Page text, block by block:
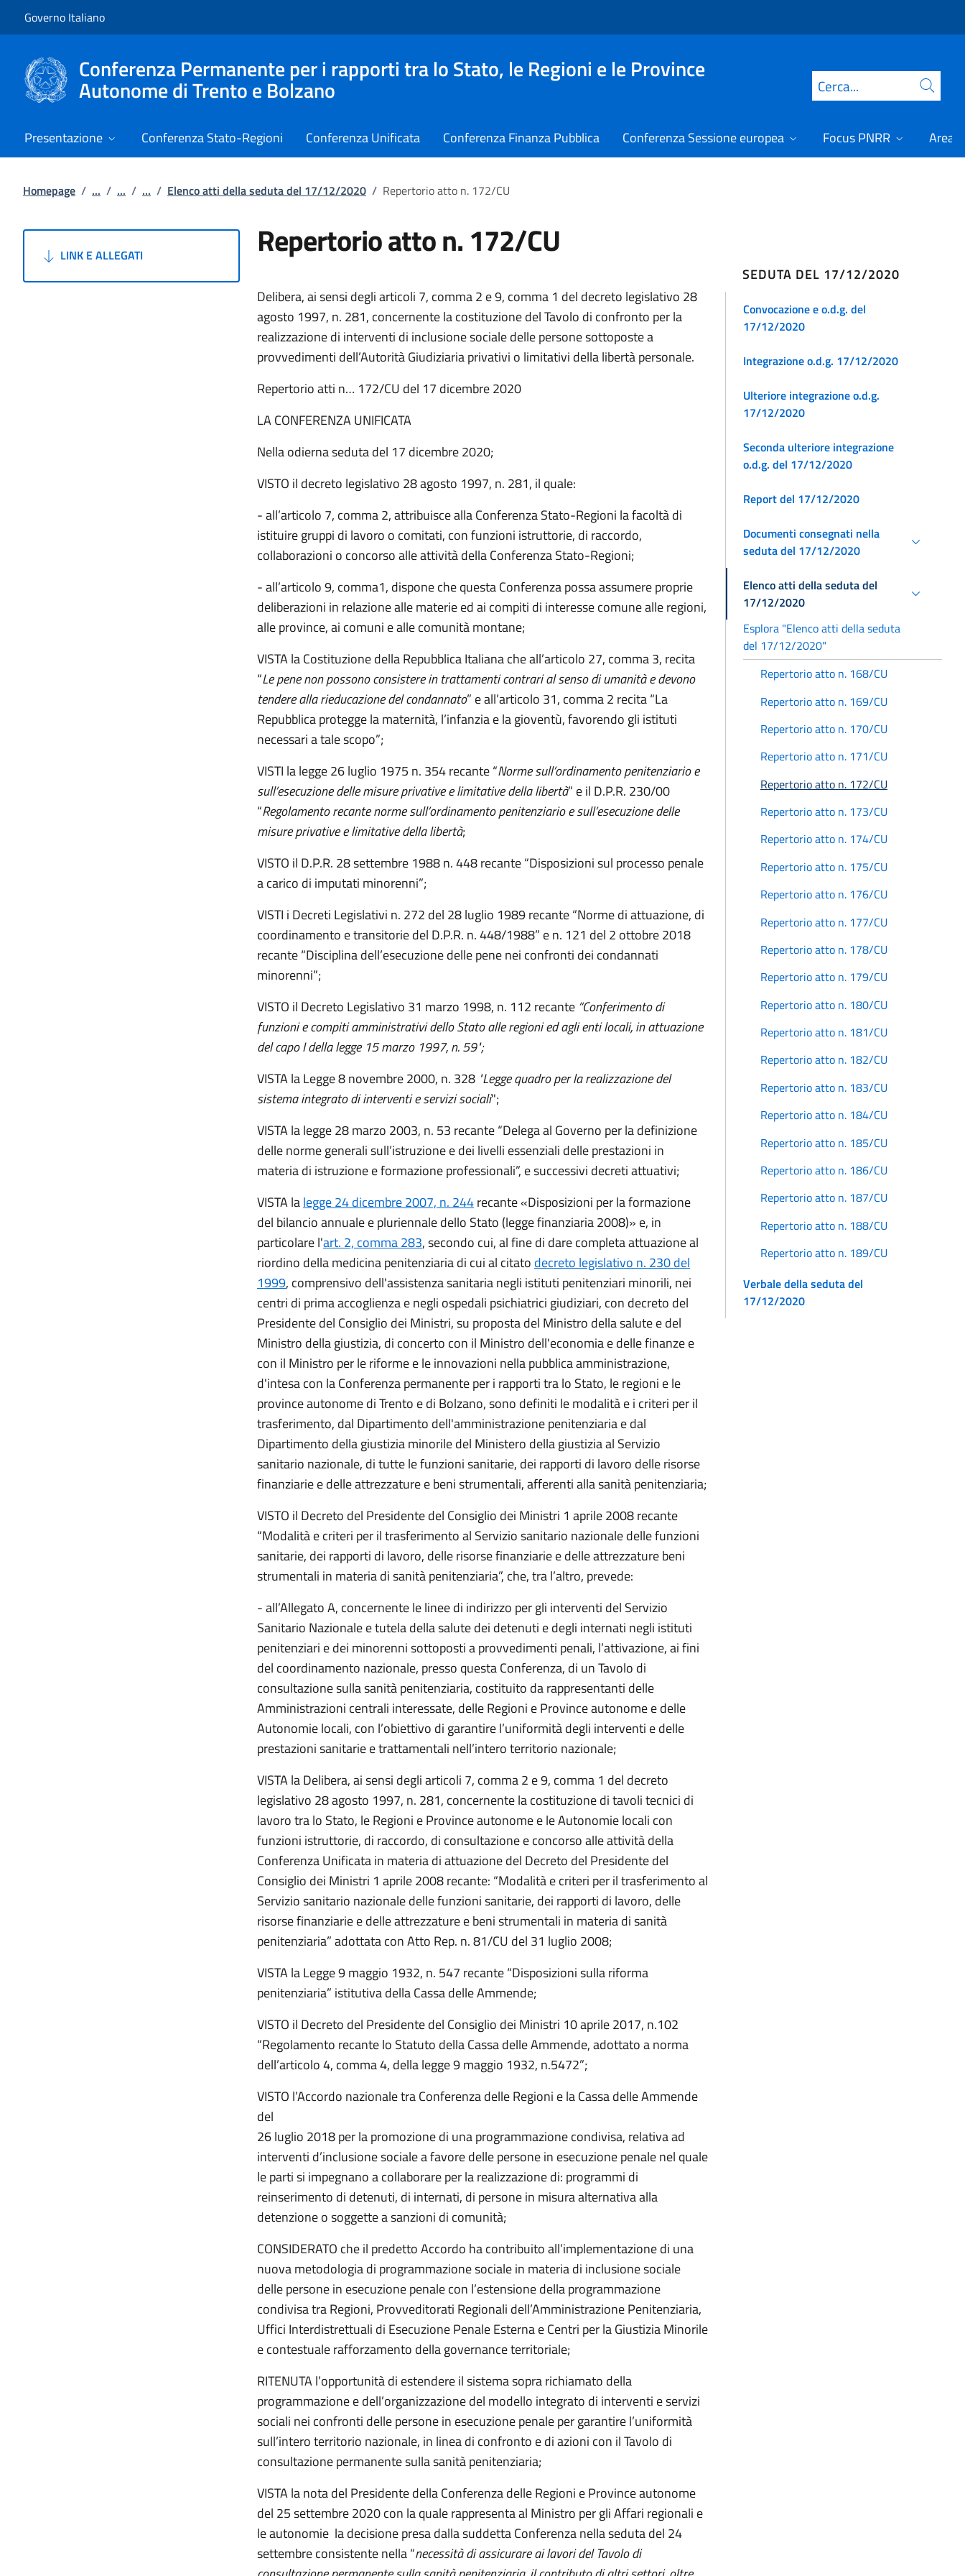
Governo Italiano
Conferenza Permanente per i rapporti tra lo Stato, le Regioni e le Province
Autonome di Trento e Bolzano Cerca
Presentazione Conferenza Stato-Regioni Conferenza Unificata Conferenza Finanza Pubblica Conferenza Sessione europea Focus PNRR Area
Homepage / ... / ... / ... / Elenco atti della seduta del 17/12/2020 / Repertorio atto n. 172/CU
LINK E ALLEGATI Repertorio atto n. 172/CU
Delibera, ai sensi degli articoli 7, comma 2 e 9, comma 1 del decreto legislativo 28
agosto 1997, n. 281, concernente la costituzione del Tavolo di confronto per la
realizzazione di interventi di inclusione sociale delle persone sottoposte a
provvedimenti dell’Autorità Giudiziaria privativi o limitativi della libertà personale.
Repertorio atti n… 172/CU del 17 dicembre 2020
LA CONFERENZA UNIFICATA
Nella odierna seduta del 17 dicembre 2020;
VISTO il decreto legislativo 28 agosto 1997, n. 281, il quale:
- all’articolo 7, comma 2, attribuisce alla Conferenza Stato-Regioni la facoltà di
istituire gruppi di lavoro o comitati, con funzioni istruttorie, di raccordo,
collaborazioni o concorso alle attività della Conferenza Stato-Regioni;
- all’articolo 9, comma1, dispone che questa Conferenza possa assumere proprie
deliberazioni in relazione alle materie ed ai compiti di interesse comune alle regioni,
alle province, ai comuni e alle comunità montane;
VISTA la Costituzione della Repubblica Italiana che all’articolo 27, comma 3, recita
“Le pene non possono consistere in trattamenti contrari al senso di umanità e devono
tendere alla rieducazione del condannato” e all’articolo 31, comma 2 recita “La
Repubblica protegge la maternità, l’infanzia e la gioventù, favorendo gli istituti
necessari a tale scopo”;
VISTI la legge 26 luglio 1975 n. 354 recante “Norme sull’ordinamento penitenziario e
sull’esecuzione delle misure privative e limitative della libertà” e il D.P.R. 230/00
“Regolamento recantenorme sull’ordinamento penitenziario e sull’esecuzione delle
misure privative e limitative della libertà;
VISTO il D.P.R. 28 settembre 1988 n. 448 recante “Disposizioni sul processo penale
a carico di imputati minorenni”;
VISTI i Decreti Legislativi n. 272 del 28 luglio 1989 recante “Norme di attuazione, di
coordinamento e transitorie del D.P.R. n. 448/1988” e n. 121 del 2 ottobre 2018
recante “Disciplina dell’esecuzione delle pene nei confronti dei condannati
minorenni”;
VISTO il Decreto Legislativo 31 marzo 1998, n. 112 recante “Conferimento di
funzioni e compiti amministrativi dello Stato alle regioni ed agli enti locali, in attuazione
del capo I della legge 15 marzo 1997, n. 59";
VISTA la Legge 8 novembre 2000, n. 328 "Legge quadro per la realizzazione del
sistema integrato di interventi e servizi sociali";
VISTA la legge 28 marzo 2003, n. 53 recante “Delega al Governo per la definizione
delle norme generali sull’istruzione e dei livelli essenziali delle prestazioni in
materia di istruzione e formazione professionali”, e successivi decreti attuativi;
VISTA lalegge 24 dicembre 2007, n. 244recante «Disposizioni per la formazione
del bilancio annuale e pluriennale dello Stato (legge finanziaria 2008)» e, in
particolare l'art. 2, comma 283, secondo cui, al fine di dare completa attuazione al
riordino della medicina penitenziaria di cui al citato decreto legislativo n. 230 del
1999, comprensivo dell'assistenza sanitaria negli istituti penitenziari minorili, nei
centri di prima accoglienza e negli ospedali psichiatrici giudiziari, con decreto del
Presidente del Consiglio dei Ministri, su proposta del Ministro della salute e del
Ministro della giustizia, di concerto con il Ministro dell'economia e delle finanze e
con il Ministro per le riforme e le innovazioni nella pubblica amministrazione,
d'intesa con la Conferenza permanente per i rapporti tra lo Stato, le regioni e le
province autonome di Trento e di Bolzano, sono definiti le modalità e i criteri per il
trasferimento, dal Dipartimento dell'amministrazione penitenziaria e dal
Dipartimento della giustizia minorile del Ministero della giustizia al Servizio
sanitario nazionale, di tutte le funzioni sanitarie, dei rapporti di lavoro delle risorse
finanziarie e delle attrezzature e beni strumentali, afferenti alla sanità penitenziaria;
VISTO il Decreto del Presidente del Consiglio dei Ministri 1 aprile 2008 recante
“Modalità e criteri per il trasferimento al Servizio sanitario nazionale delle funzioni
sanitarie, dei rapporti di lavoro, delle risorse finanziarie e delle attrezzature beni
strumentali in materia di sanità penitenziaria”, che, tra l’altro, prevede:
- all’Allegato A, concernente le linee di indirizzo per gli interventi del Servizio
Sanitario Nazionale e tutela della salute dei detenuti e degli internati negli istituti
penitenziari e dei minorenni sottoposti a provvedimenti penali, l’attivazione, ai fini
del coordinamento nazionale, presso questa Conferenza, di un Tavolo di
consultazione sulla sanità penitenziaria, costituito da rappresentanti delle
Amministrazioni centrali interessate, delle Regioni e Province autonome e delle
Autonomie locali, con l’obiettivo di garantire l’uniformità degli interventi e delle
prestazioni sanitarie e trattamentali nell’intero territorio nazionale;
VISTA la Delibera, ai sensi degli articoli 7, comma 2 e 9, comma 1 del decreto
legislativo 28 agosto 1997, n. 281, concernente la costituzione di tavoli tecnici di
lavoro tra lo Stato, le Regioni e Province autonome e le Autonomie locali con
funzioni istruttorie, di raccordo, di consultazione e concorso alle attività della
Conferenza Unificata in materia di attuazione del Decreto del Presidente del
Consiglio dei Ministri 1 aprile 2008 recante: “Modalità e criteri per il trasferimento al
Servizio sanitario nazionale delle funzioni sanitarie, dei rapporti di lavoro, delle
risorse finanziarie e delle attrezzature e beni strumentali in materia di sanità
penitenziaria” adottata con Atto Rep. n. 81/CU del 31 luglio 2008;
VISTA la Legge 9 maggio 1932, n. 547 recante “Disposizioni sulla riforma
penitenziaria” istitutiva della Cassa delle Ammende;
VISTO il Decreto del Presidente del Consiglio dei Ministri 10 aprile 2017, n.102
“Regolamento recante lo Statuto della Cassa delle Ammende, adottato a norma
dell’articolo 4, comma 4, della legge 9 maggio 1932, n.5472”;
VISTO l’Accordo nazionale tra Conferenza delle Regioni e la Cassa delle Ammende
del
26 luglio 2018 per la promozione di una programmazione condivisa, relativa ad
interventi d’inclusione sociale a favore delle persone in esecuzione penale nel quale
le parti si impegnano a collaborare per la realizzazione di: programmi di
reinserimento di detenuti, di internati, di persone in misura alternativa alla
detenzione o soggette a sanzioni di comunità;
CONSIDERATO che il predetto Accordo ha contribuito all’implementazione di una
nuova metodologia di programmazione sociale in materia di inclusione sociale
delle persone in esecuzione penale con l’estensione della programmazione
condivisa tra Regioni, Provveditorati Regionali dell’Amministrazione Penitenziaria,
Uffici Interdistrettuali di Esecuzione Penale Esterna e Centri per la Giustizia Minorile
e contestuale rafforzamento della governance territoriale;
RITENUTA l’opportunità di estendere il sistema sopra richiamato della
programmazione e dell’organizzazione del modello integrato di interventi e servizi
sociali nei confronti delle persone in esecuzione penale per garantire l’uniformità
sull’intero territorio nazionale, in linea di confronto e di azioni con il Tavolo di
consultazione permanente sulla sanità penitenziaria;
VISTA la nota del Presidente della Conferenza delle Regioni e Province autonome
del 25 settembre 2020 con la quale rappresenta al Ministro per gli Affari regionali e
le autonomie la decisione presa dalla suddetta Conferenza nella seduta del 24
settembre consistente nella “necessità di assicurare ai lavori del Tavolo di
SEDUTA DEL 17/12/2020
Convocazione e o.d.g. del
17/12/2020
Integrazione o.d.g. 17/12/2020
Ulteriore integrazione o.d.g.
17/12/2020
Seconda ulteriore integrazione
o.d.g. del 17/12/2020
Report del 17/12/2020
Documenti consegnati nella
seduta del 17/12/2020
Elenco atti della seduta del
17/12/2020
Esplora "Elenco atti della seduta
del 17/12/2020"
Repertorio atto n. 168/CU
Repertorio atto n. 169/CU
Repertorio atto n. 170/CU
Repertorio atto n. 171/CU
Repertorio atto n. 172/CU
Repertorio atto n. 173/CU
Repertorio atto n. 174/CU
Repertorio atto n. 175/CU
Repertorio atto n. 176/CU
Repertorio atto n. 177/CU
Repertorio atto n. 178/CU
Repertorio atto n. 179/CU
Repertorio atto n. 180/CU
Repertorio atto n. 181/CU
Repertorio atto n. 182/CU
Repertorio atto n. 183/CU
Repertorio atto n. 184/CU
Repertorio atto n. 185/CU
Repertorio atto n. 186/CU
Repertorio atto n. 187/CU
Repertorio atto n. 188/CU
Repertorio atto n. 189/CU
Verbale della seduta del
17/12/2020